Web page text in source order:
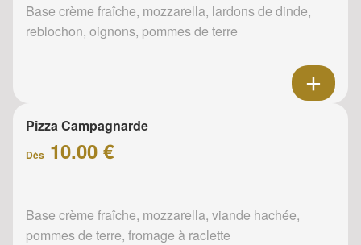
Base crème fraîche, mozzarella, lardons de dinde,
reblochon, oignons, pommes de terre
Pizza Campagnarde
Dès 10.00 €
Base crème fraîche, mozzarella, viande hachée,
pommes de terre, fromage à raclette